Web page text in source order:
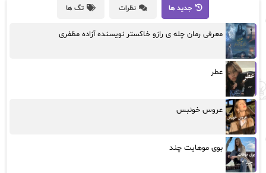
جدید ها نظرات تگ ها
معرفی رمان چله ی رازو خاکستر نویسنده آزاده مظفری
عطر
عروس خونبس
بوی موهایت چند